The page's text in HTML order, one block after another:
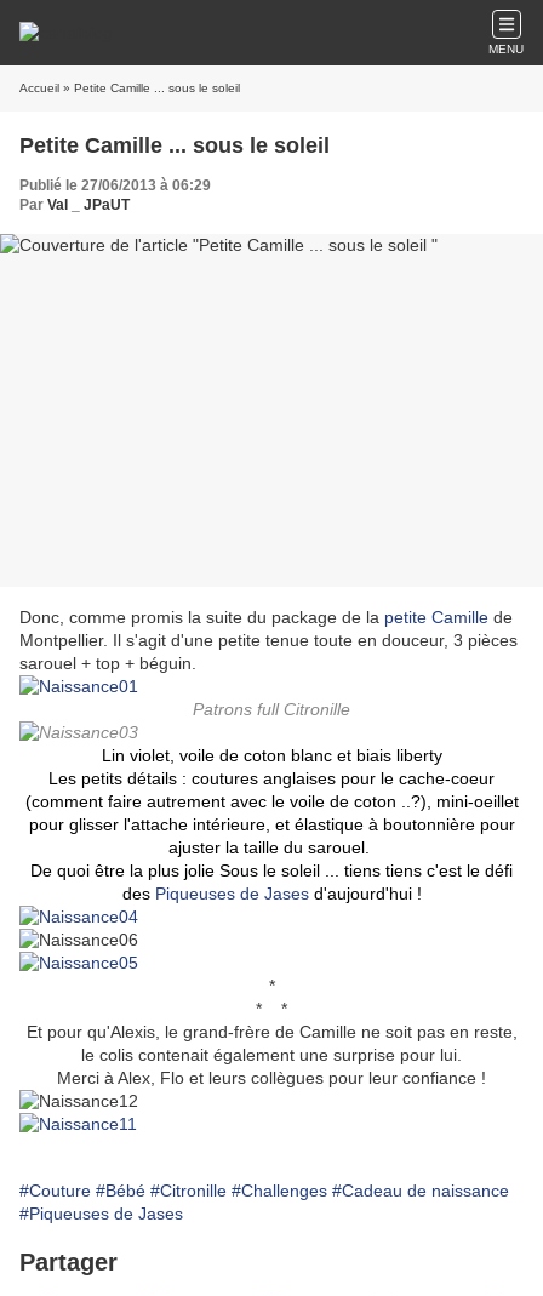
MENU
Accueil » Petite Camille ... sous le soleil
Petite Camille ... sous le soleil
Publié le 27/06/2013 à 06:29
Par Val _ JPaUT
Donc, comme promis la suite du package de la petite Camille de
Montpellier. Il s'agit d'une petite tenue toute en douceur, 3 pièces
sarouel + top + béguin.
Patrons full Citronille
Lin violet, voile de coton blanc et biais liberty
Les petits détails : coutures anglaises pour le cache-coeur
(comment faire autrement avec le voile de coton ..?), mini-oeillet
pour glisser l'attache intérieure, et élastique à boutonnière pour
ajuster la taille du sarouel.
De quoi être la plus jolie Sous le soleil ... tiens tiens c'est le défi
des Piqueuses de Jasesd'aujourd'hui !
*
* *
Et pour qu'Alexis, le grand-frère de Camille ne soit pas en reste,
le colis contenait également une surprise pour lui.
Merci à Alex, Flo et leurs collègues pour leur confiance !
#Couture #Bébé #Citronille #Challenges #Cadeau de naissance
#Piqueuses de Jases
Partager